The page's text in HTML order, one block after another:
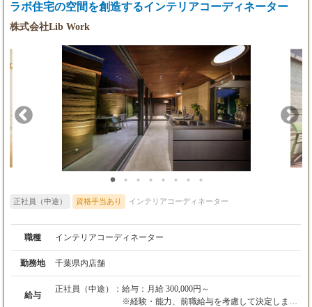
ラボ住宅の空間を創造するインテリアコーディネーター
株式会社Lib Work
正社員（中途） 資格手当あり インテリアコーディネーター
職種 インテリアコーディネーター
勤務地 千葉県内店舗
給与
正社員（中途）： 給与：月給 300,000円～
※経験・能力、前職給与を考慮して決定しま